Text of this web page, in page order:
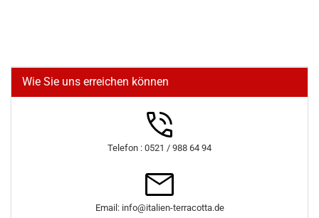
Wie Sie uns erreichen können
Telefon : 0521 / 988 64 94
Email: info@italien-terracotta.de